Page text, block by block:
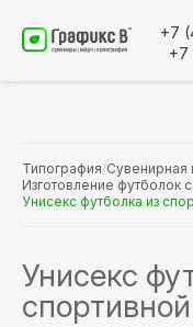
+7
+7
Типография/Сувенирная
Изготовление футболок
Унисекс футболка из
Унисекс